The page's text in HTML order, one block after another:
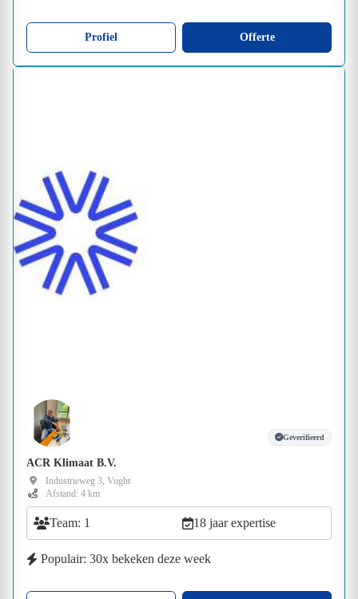
Profiel Offerte
Geverifieerd
ACR Klimaat B.V.
Industrieweg 3, Vught
Afstand: 4 km
Team: 1 18 jaar expertise
Populair: 30x bekeken deze week